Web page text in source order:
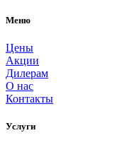
Меню
Цены
Акции
Дилерам
О нас
Контакты
Услуги